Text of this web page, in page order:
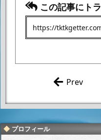
この記事にト
ラミッドの
記2日目
Prev
プロフィール